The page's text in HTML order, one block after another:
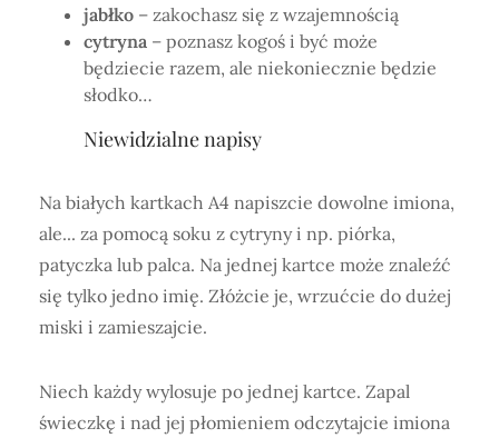
jabłko – zakochasz się z wzajemnością
cytryna – poznasz kogoś i być może
będziecie razem, ale niekoniecznie będzie
słodko…
Niewidzialne napisy
Na białych kartkach A4 napiszcie dowolne imiona,
ale... za pomocą soku z cytryny i np. piórka,
patyczka lub palca. Na jednej kartce może znaleźć
się tylko jedno imię. Złóżcie je, wrzućcie do dużej
miski i zamieszajcie.
Niech każdy wylosuje po jednej kartce. Zapal
świeczkę i nad jej płomieniem odczytajcie imiona